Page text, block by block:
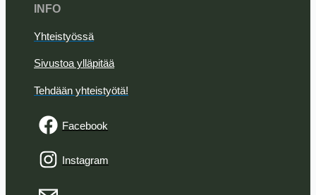
INFO
Yhteistyössä
Sivustoa ylläpitää
Tehdään yhteistyötä!
Facebook
Instagram